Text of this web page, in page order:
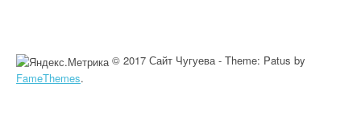
© 2017 Сайт Чугуева - Theme: Patus by
FameThemes.